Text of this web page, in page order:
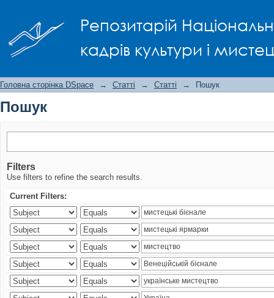
Репозитарій
кадрів культури і
Головна сторінка DSpace → Статті → Статті → Пошук
Пошук
Filters
Use filters to refine the search results.
Current Filters: